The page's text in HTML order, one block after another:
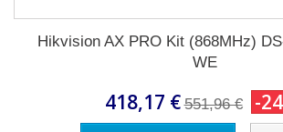
Hikvision AX PRO Kit (868MHz)
WE
418,17 € 551,96 € -